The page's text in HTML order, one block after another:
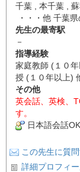
千葉 , 本千葉 ,
・・・他 千葉
先生の最寄駅
－
指導経験
家庭教師 (１０
授 (１０年以上)
その他
英会話、英検、
す。
日本語会話OK
この先生に質
詳細プロフィ